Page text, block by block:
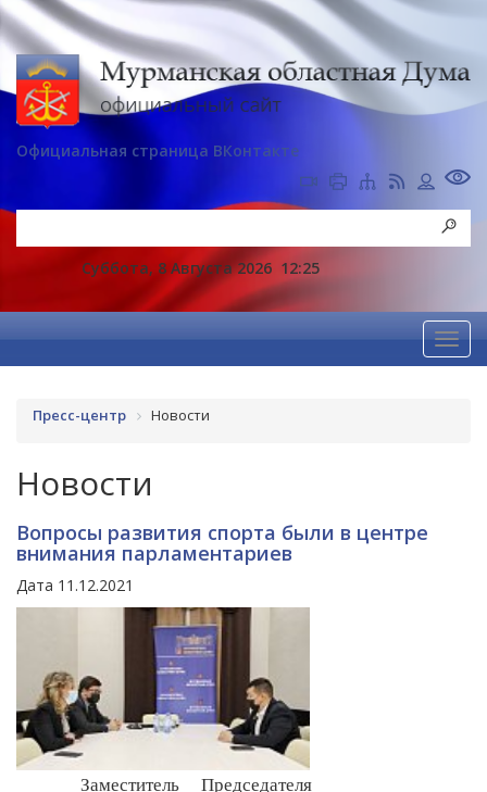
Официальная страница ВКонтакте
Суббота, 8 Августа 2026 12:25
Пресс-центр Новости
Новости
Вопросы развития спорта были в центре
внимания парламентариев
Дата 11.12.2021
Заместитель Председателя